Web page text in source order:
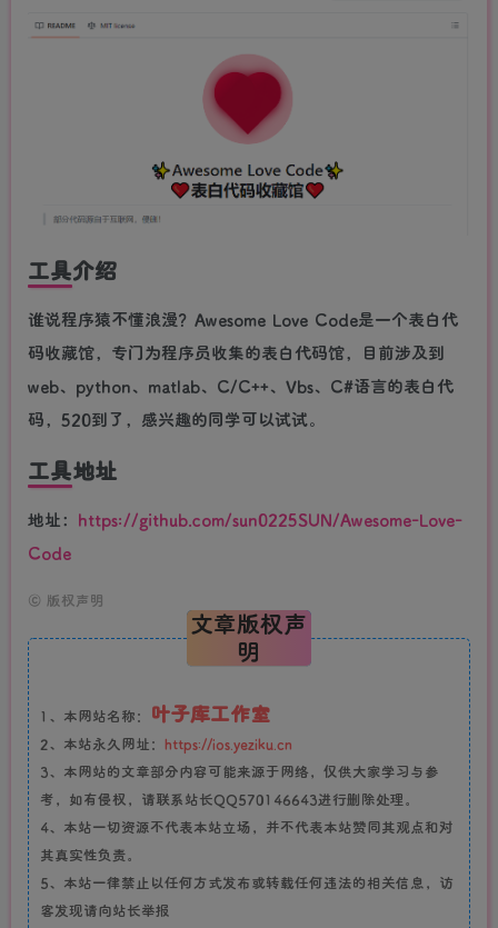
工具介绍
谁说程序猿不懂浪漫？Awesome Love Code是一个表白代
码收藏馆，专门为程序员收集的表白代码馆，目前涉及到
web、python、matlab、C/C++、Vbs、C#语言的表白代
码，520到了，感兴趣的同学可以试试。
工具地址
地址： https://github.com/sun0225SUN/Awesome-Love-
Code
© 版权声明
文章版权声
明
1、本网站名称： 叶子库工作室
2、本站永久网址： https://ios.yeziku.cn
3、本网站的文章部分内容可能来源于网络，仅供大家学习与参
考，如有侵权，请联系站长QQ570146643进行删除处理。
4、本站一切资源不代表本站立场，并不代表本站赞同其观点和对
其真实性负责。
5、本站一律禁止以任何方式发布或转载任何违法的相关信息，访
客发现请向站长举报